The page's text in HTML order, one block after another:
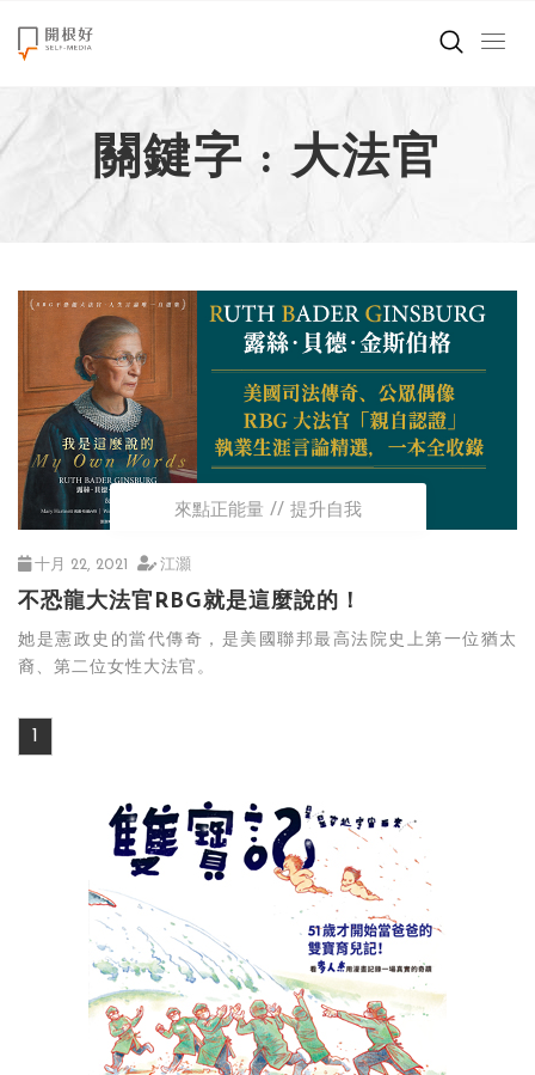
來點正能量
世界在想什麼
創造美好生活
職場商業經濟
影片專區
關於我們
關鍵字 : 大法官
來點正能量 提升自我
十月 22, 2021 江灝
不恐龍大法官RBG就是這麼說的！
她是憲政史的當代傳奇，是美國聯邦最高法院史上第一位猶太
裔、第二位女性大法官。
1